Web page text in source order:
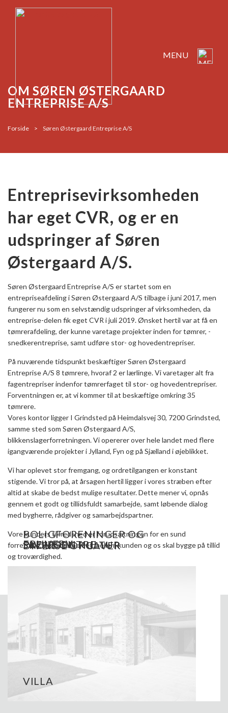
MENU
OM SØREN ØSTERGAARD
ENTREPRISE A/S
Forside > Søren Østergaard Entreprise A/S
Entreprisevirksomheden
har eget CVR, og er en
udspringer af Søren
Østergaard A/S.
Søren Østergaard Entreprise A/S er startet som en
entrepriseafdeling i Søren Østergaard A/S tilbage i juni 2017, men
fungerer nu som en selvstændig udspringer af virksomheden, da
entreprise-delen fik eget CVR i juli 2019. Ønsket hertil var at få en
tømrerafdeling, der kunne varetage projekter inden for tømrer, -
snedkerentreprise, samt udføre stor- og hovedentrepriser.
På nuværende tidspunkt beskæftiger Søren Østergaard
Entreprise A/S 8 tømrere, hvoraf 2 er lærlinge. Vi varetager alt fra
fagentrepriser indenfor tømrerfaget til stor- og hovedentrepriser.
Forventningen er, at vi kommer til at beskæftige omkring 35
tømrere.
Vores kontor ligger I Grindsted på Heimdalsvej 30, 7200 Grindsted,
samme sted som Søren Østergaard A/S,
blikkenslagerforretningen. Vi opererer over hele landet med flere
igangværende projekter i Jylland, Fyn og på Sjælland i øjeblikket.
Vi har oplevet stor fremgang, og ordretilgangen er konstant
stigende. Vi tror på, at årsagen hertil ligger i vores stræben efter
altid at skabe de bedst mulige resultater. Dette mener vi, opnås
gennem et godt og tillidsfuldt samarbejde, samt løbende dialog
med bygherre, rådgiver og samarbejdspartner.
Vore kunders tilfredshed er forudsætningen for en sund
forretning, og samarbejdet mellem kunden og os skal bygge på tillid
og troværdighed.
ERHVERV
BOLIGFORENINGER OG
PLEJECENTRE
SKOLE OG KULTUR
DIVERSE OPGAVER
VILLA